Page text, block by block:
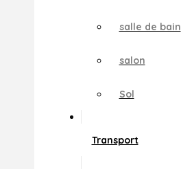
salle de bain
salon
Sol
Transport